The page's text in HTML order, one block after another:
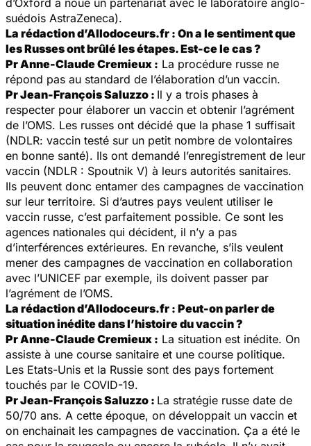
suédois AstraZeneca).
La rédaction d’Allodoceurs.fr : On a le sentiment que
les Russes ont brûlé les étapes. Est-ce le cas ?
Pr Anne-Claude Cremieux : La procédure russe ne
répond pas au standard de l’élaboration d’un vaccin.
Pr Jean-François Saluzzo : Il y a trois phases à
respecter pour élaborer un vaccin et obtenir l’agrément
de l’OMS. Les russes ont décidé que la phase 1 suffisait
(NDLR: vaccin testé sur un petit nombre de volontaires
en bonne santé). Ils ont demandé l’enregistrement de leur
vaccin (NDLR : Spoutnik V) à leurs autorités sanitaires.
Ils peuvent donc entamer des campagnes de vaccination
sur leur territoire. Si d’autres pays veulent utiliser le
vaccin russe, c’est parfaitement possible. Ce sont les
agences nationales qui décident, il n’y a pas
d’interférences extérieures. En revanche, s’ils veulent
mener des campagnes de vaccination en collaboration
avec l’UNICEF par exemple, ils doivent passer par
l’agrément de l’OMS.
La rédaction d’Allodoceurs.fr : Peut-on parler de
situation inédite dans l’histoire du vaccin ?
Pr Anne-Claude Cremieux : La situation est inédite. On
assiste à une course sanitaire et une course politique.
Les Etats-Unis et la Russie sont des pays fortement
touchés par le COVID-19.
Pr Jean-François Saluzzo : La stratégie russe date de
50/70 ans. A cette époque, on développait un vaccin et
on enchainait les campagnes de vaccination. Ça a été le